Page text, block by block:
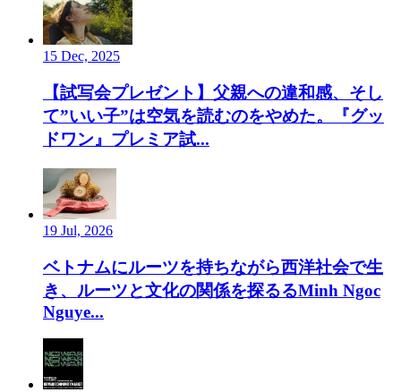
15 Dec, 2025
【試写会プレゼント】父親への違和感、そし
て”いい子”は空気を読むのをやめた。『グッ
ドワン』プレミア試...
19 Jul, 2026
ベトナムにルーツを持ちながら西洋社会で生
き、ルーツと文化の関係を探るるMinh Ngoc
Nguye...